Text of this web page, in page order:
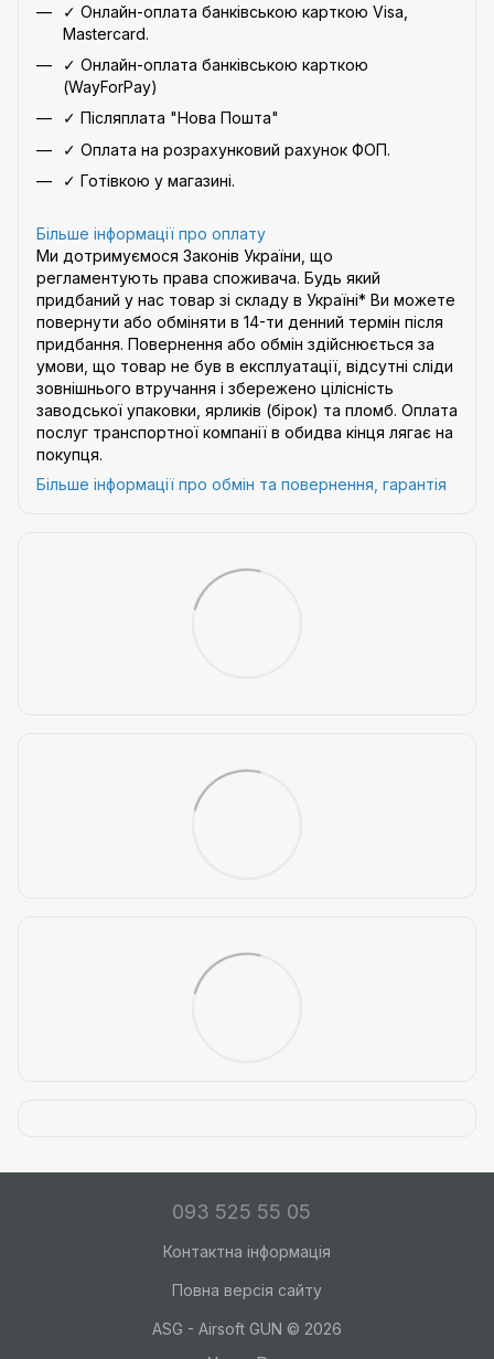
✓ Онлайн-оплата банківською карткою Visa,
Mastercard.
✓ Онлайн-оплата банківською карткою
(WayForPay)
✓ Післяплата "Нова Пошта"
✓ Оплата на розрахунковий рахунок ФОП.
✓ Готівкою у магазині.
Більше інформації про оплату
Ми дотримуємося Законів України, що
регламентують права споживача. Будь який
придбаний у нас товар зі складу в Україні* Ви можете
повернути або обміняти в 14-ти денний термін після
придбання. Повернення або обмін здійснюється за
умови, що товар не був в експлуатації, відсутні сліди
зовнішнього втручання і збережено цілісність
заводської упаковки, ярликів (бірок) та пломб. Оплата
послуг транспортної компанії в обидва кінця лягає на
покупця.
Більше інформації про обмін та повернення, гарантія
093 525 55 05
Контактна інформація
Повна версія сайту
ASG - Airsoft GUN © 2026